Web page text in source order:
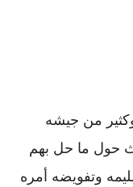
وكثير من جيشه
حول ما حل بهم
وتفويضه أمره